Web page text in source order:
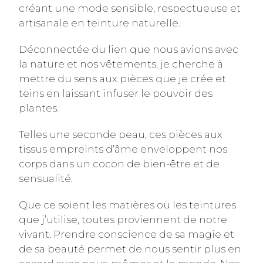
créant une mode sensible, respectueuse et
artisanale en teinture naturelle.
Déconnectée du lien que nous avions avec
la nature et nos vêtements, je cherche à
mettre du sens aux pièces que je crée et
teins en laissant infuser le pouvoir des
plantes.
Telles une seconde peau, ces pièces aux
tissus empreints d’âme enveloppent nos
corps dans un cocon de bien-être et de
sensualité.
Que ce soient les matières ou les teintures
que j’utilise, toutes proviennent de notre
vivant. Prendre conscience de sa magie et
de sa beauté permet de nous sentir plus en